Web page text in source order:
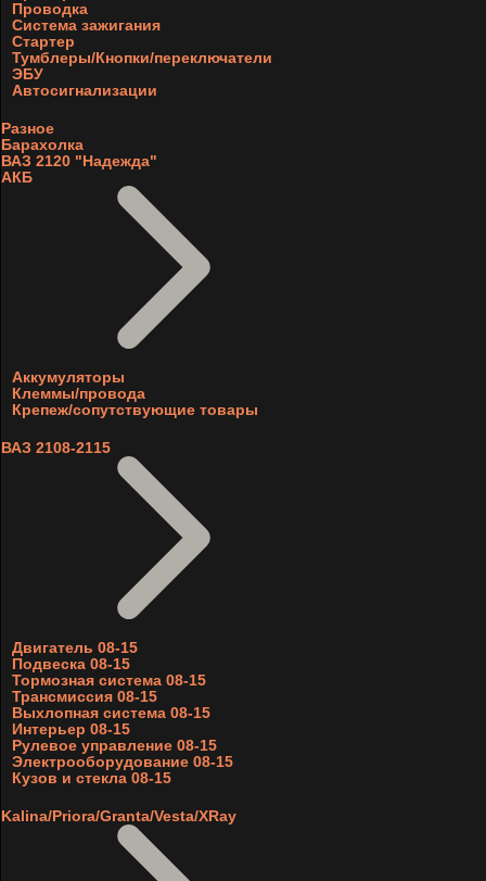
Проводка
Система зажигания
Стартер
Тумблеры/Кнопки/переключатели
ЭБУ
Автосигнализации
Разное
Барахолка
ВАЗ 2120 "Надежда"
АКБ
Аккумуляторы
Клеммы/провода
Крепеж/сопутствующие товары
ВАЗ 2108-2115
Двигатель 08-15
Подвеска 08-15
Тормозная система 08-15
Трансмиссия 08-15
Выхлопная система 08-15
Интерьер 08-15
Рулевое управление 08-15
Электрооборудование 08-15
Кузов и стекла 08-15
Kalina/Priora/Granta/Vesta/XRay